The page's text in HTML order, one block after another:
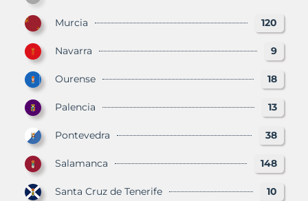
Murcia 120
Navarra 9
Ourense 18
Palencia 13
Pontevedra 38
Salamanca 148
Santa Cruz de Tenerife 10